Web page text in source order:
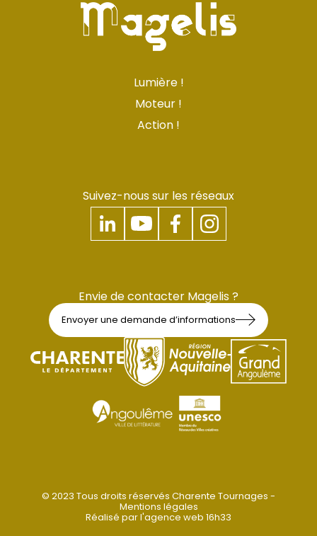
Lumière !
Moteur !
Action !
Suivez-nous sur les réseaux
Envie de contacter Magelis ?
Envoyer une demande d’informations
© 2023 Tous droits réservés Charente Tournages -
Mentions légales
Réalisé parl'agence web 16h33